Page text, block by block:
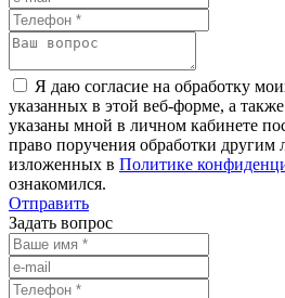
Я даю согласие на обработку
указанных в этой веб-форме, а
указаны мной в личном кабинете
право поручения обработки другим
изложенных в Политике
ознакомился.
Отправить
Задать вопрос